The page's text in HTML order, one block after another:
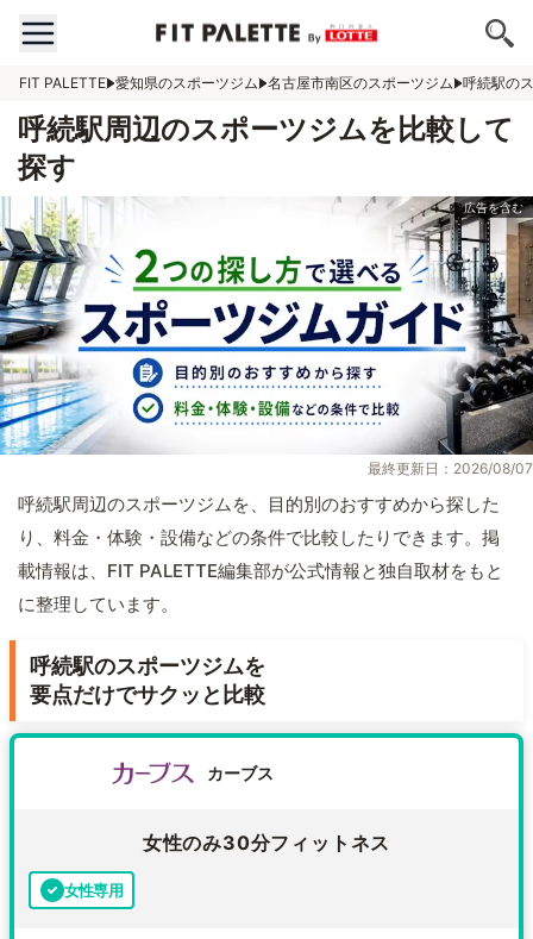
FIT PALETTE 愛知県のスポーツジム 名古屋市南区のスポーツジム 呼続駅の
呼続駅周辺のスポーツジムを比較して
探す
最終更新日：2026/08/07
呼続駅周辺のスポーツジムを、目的別のおすすめから探した
り、料金・体験・設備などの条件で比較したりできます。掲
載情報は、FIT PALETTE編集部が公式情報と独自取材をもと
に整理しています。
呼続駅のスポーツジムを
要点だけでサクッと比較
カーブス
女性のみ30分フィットネス
女性専用